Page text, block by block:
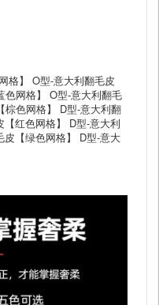
格】 O型-意大利翻毛皮
色网格】 O型-意大利翻毛
棕色网格】 D型-意大利翻
红色网格】 D型-意大利
【绿色网格】 D型-意大